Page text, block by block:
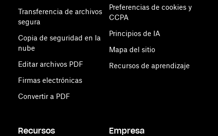
Transferencia de archivos
segura
Copia de seguridad en la
nube
Editar archivos PDF
Firmas electrónicas
Convertir a PDF
Preferencias de cookies y
CCPA
Principios de IA
Mapa del sitio
Recursos de aprendizaje
Recursos Empresa